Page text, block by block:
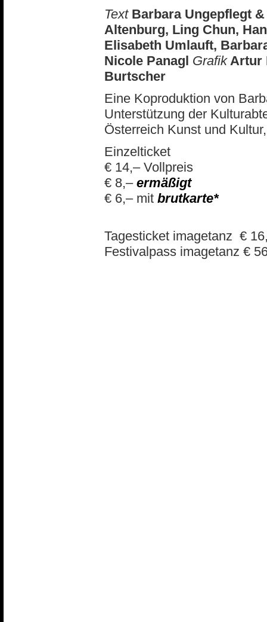
Text Barbara Ungepflegt
Altenburg, Ling Chun,
Elisabeth Umlauft,
Nicole Panagl GrafikArtur
Burtscher
Eine Koproduktion von
Unterstützung der
Österreich Kunst und
Einzelticket
€ 14,– Vollpreis
€ 8,– ermäßigt
€ 6,– mit brutkarte*
Tagesticket imagetanz €
Festivalpass imagetanz €